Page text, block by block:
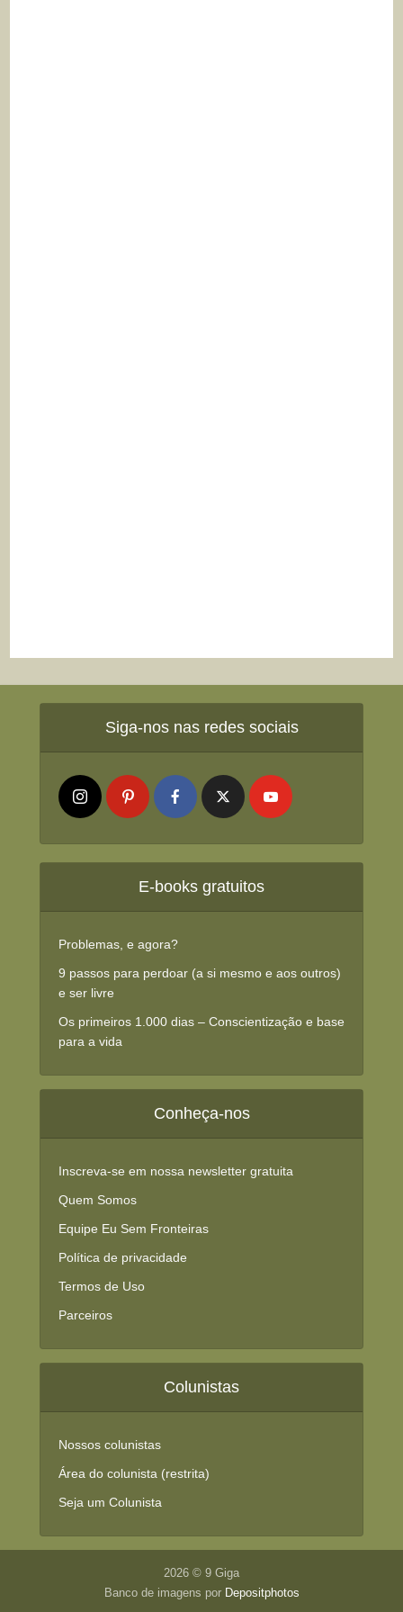
Siga-nos nas redes sociais
E-books gratuitos
Problemas, e agora?
9 passos para perdoar (a si mesmo e aos outros)
e ser livre
Os primeiros 1.000 dias – Conscientização e base
para a vida
Conheça-nos
Inscreva-se em nossa newsletter gratuita
Quem Somos
Equipe Eu Sem Fronteiras
Política de privacidade
Termos de Uso
Parceiros
Colunistas
Nossos colunistas
Área do colunista (restrita)
Seja um Colunista
2026 © 9 Giga
Banco de imagens por Depositphotos